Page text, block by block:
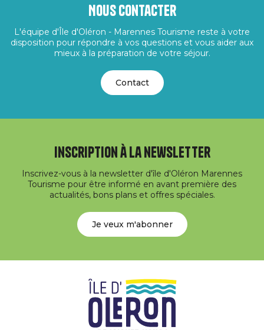
Nous contacter
L'équipe d'Île d'Oléron - Marennes Tourisme reste à votre
disposition pour répondre à vos questions et vous aider aux
mieux à la préparation de votre séjour.
Contact
Inscription à la newsletter
Inscrivez-vous à la newsletter d'île d'Oléron Marennes
Tourisme pour être informé en avant première des
actualités, bons plans et offres spéciales.
Je veux m'abonner